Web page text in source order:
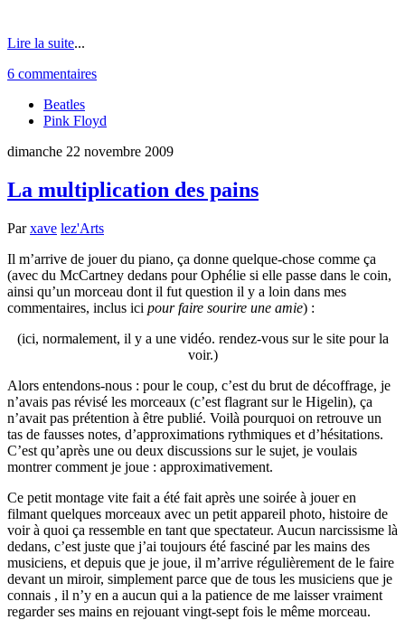
Lire la suite...
6 commentaires
Beatles
Pink Floyd
dimanche 22 novembre 2009
La multiplication des pains
Parxave lez'Arts
Il m’arrive de jouer du piano, ça donne quelque-chose comme ça
(avec du McCartney dedans pour Ophélie si elle passe dans le coin,
ainsi qu’un morceau dont il fut question il y a loin dans mes
commentaires, inclus ici pour faire sourire une amie) :
(ici, normalement, il y a une vidéo. rendez-vous sur le site pour la
voir.)
Alors entendons-nous : pour le coup, c’est du brut de décoffrage, je
n’avais pas révisé les morceaux (c’est flagrant sur le Higelin), ça
n’avait pas prétention à être publié. Voilà pourquoi on retrouve un
tas de fausses notes, d’approximations rythmiques et d’hésitations.
C’est qu’après une ou deux discussions sur le sujet, je voulais
montrer comment je joue : approximativement.
Ce petit montage vite fait a été fait après une soirée à jouer en
filmant quelques morceaux avec un petit appareil photo, histoire de
voir à quoi ça ressemble en tant que spectateur. Aucun narcissisme là
dedans, c’est juste que j’ai toujours été fasciné par les mains des
musiciens, et depuis que je joue, il m’arrive régulièrement de le faire
devant un miroir, simplement parce que de tous les musiciens que je
connais , il n’y en a aucun qui a la patience de me laisser vraiment
regarder ses mains en rejouant vingt-sept fois le même morceau.